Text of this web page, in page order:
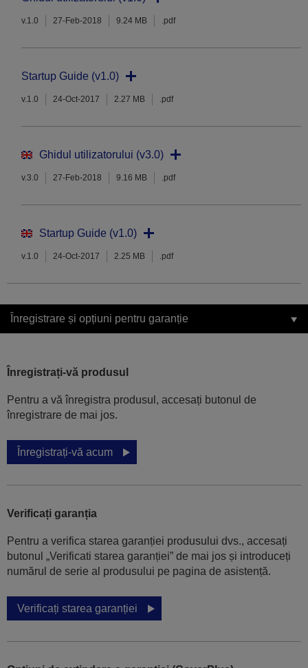
v.1.0 27-Feb-2018 9.24 MB .pdf
Startup Guide (v1.0)
v.1.0 24-Oct-2017 2.27 MB .pdf
Ghidul utilizatorului (v3.0)
v.3.0 27-Feb-2018 9.16 MB .pdf
Startup Guide (v1.0)
v.1.0 24-Oct-2017 2.25 MB .pdf
Înregistrare și opțiuni pentru garanție
Înregistrați-vă produsul
Pentru a vă înregistra produsul, accesați butonul de
înregistrare de mai jos.
Înregistrați-vă acum
Verificați garanția
Pentru a verifica starea garanției produsului dvs., accesați
butonul „Verificati starea garanției” de mai jos și introduceți
numărul de serie al produsului pe pagina de asistență.
Verificați starea garanției